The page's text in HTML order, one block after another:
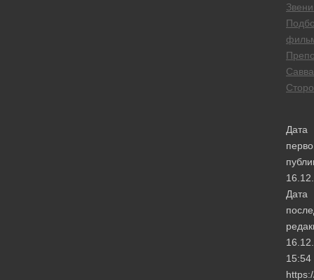
Савва
Дата
Дата
15:54